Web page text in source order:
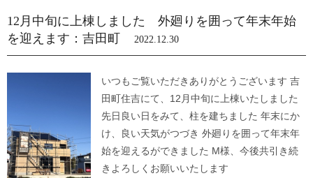
12月中旬に上棟しました 外廻りを囲って年末年始
を迎えます：吉田町
2022.12.30
いつもご覧いただきありがとうございます 吉
田町住吉にて、12月中旬に上棟いたしました
先日良い日をみて、柱を建ちました 年末にか
け、良い天気がつづき 外廻りを囲って年末年
始を迎えるができました M様、今後共引き続
きよろしくお願いいたします